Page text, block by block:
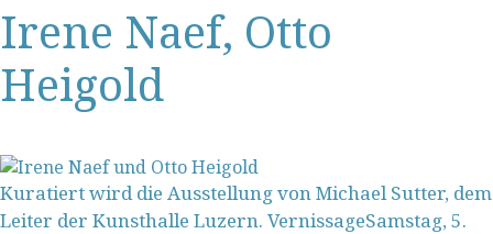
Irene Naef, Otto
Heigold
Kuratiert wird die Ausstellung von Michael Sutter, dem
Leiter der Kunsthalle Luzern. VernissageSamstag, 5.